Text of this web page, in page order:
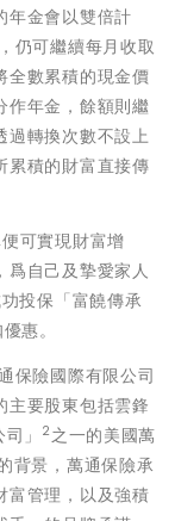
年金會以雙倍計
仍可繼續每月收取
全數累積的現金價
作年金，餘額則繼
過轉換次數不設上
累積的財富直接傳
可實現財富增
爲自己及摯愛家人
投保「富饒傳承
惠。
保險國際有限公司
主要股東包括雲鋒
」 2之一的美國萬
背景，萬通保險承
富管理，以及強積